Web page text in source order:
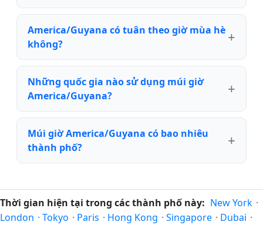
America/Guyana có tuân theo giờ mùa hè
không?
Những quốc gia nào sử dụng múi giờ
America/Guyana?
Múi giờ America/Guyana có bao nhiêu
thành phố?
Thời gian hiện tại trong các thành phố này: New York ·
London · Tokyo · Paris · Hong Kong · Singapore · Dubai ·